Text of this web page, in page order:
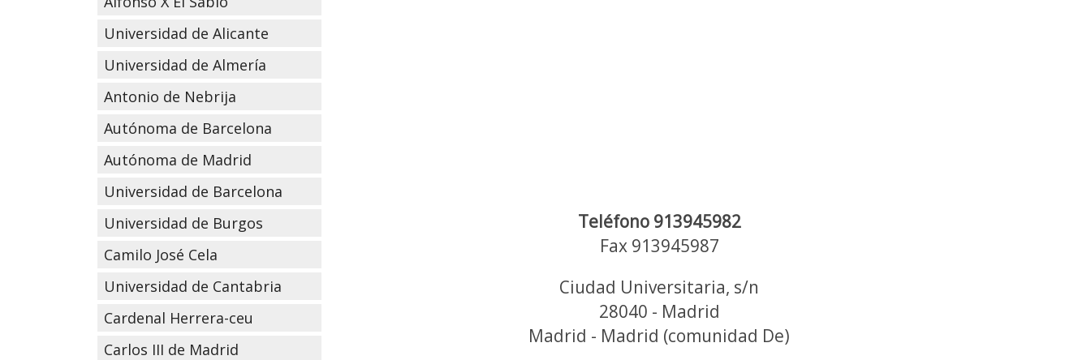
Universidad de Alicante
Universidad de Almería
Antonio de Nebrija
Autónoma de Barcelona
Autónoma de Madrid
Universidad de Barcelona
Universidad de Burgos
Camilo José Cela
Universidad de Cantabria
Cardenal Herrera-ceu
Carlos III de Madrid
Teléfono 913945982
Fax 913945987
Ciudad Universitaria, s/n
28040 - Madrid
Madrid - Madrid (comunidad De)